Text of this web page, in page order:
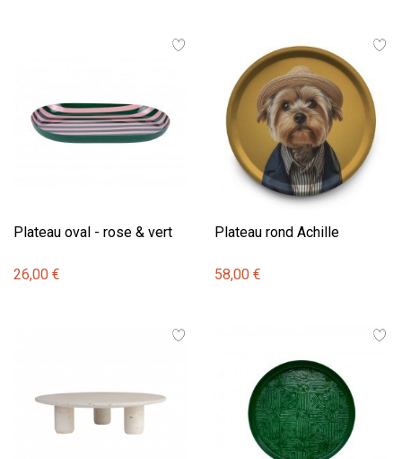
Plateau oval - rose & vert
26,00 €
Plateau rond Achille
58,00 €